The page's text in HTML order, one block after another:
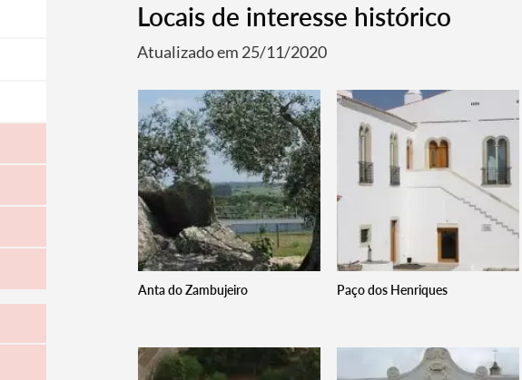
Locais de interesse histórico
Atualizado em 25/11/2020
Anta do Zambujeiro Paço dos Henriques